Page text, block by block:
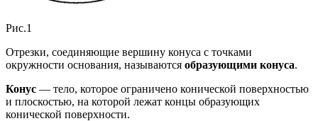
Рис.1
Отрезки, соединяющие вершину конуса с точками
окружности основания, называются образующими конуса.
Конус — тело, которое ограничено конической поверхностью
и плоскостью, на которой лежат концы образующих
конической поверхности.